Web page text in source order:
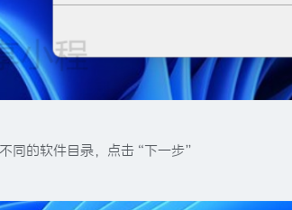
同的软件目录，点击“下一步”